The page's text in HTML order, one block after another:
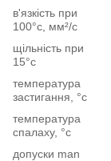
в'язкість при
100°c, мм²/с
щільність при
15°c
температура
застигання, °c
температура
спалаху, °c
допуски man